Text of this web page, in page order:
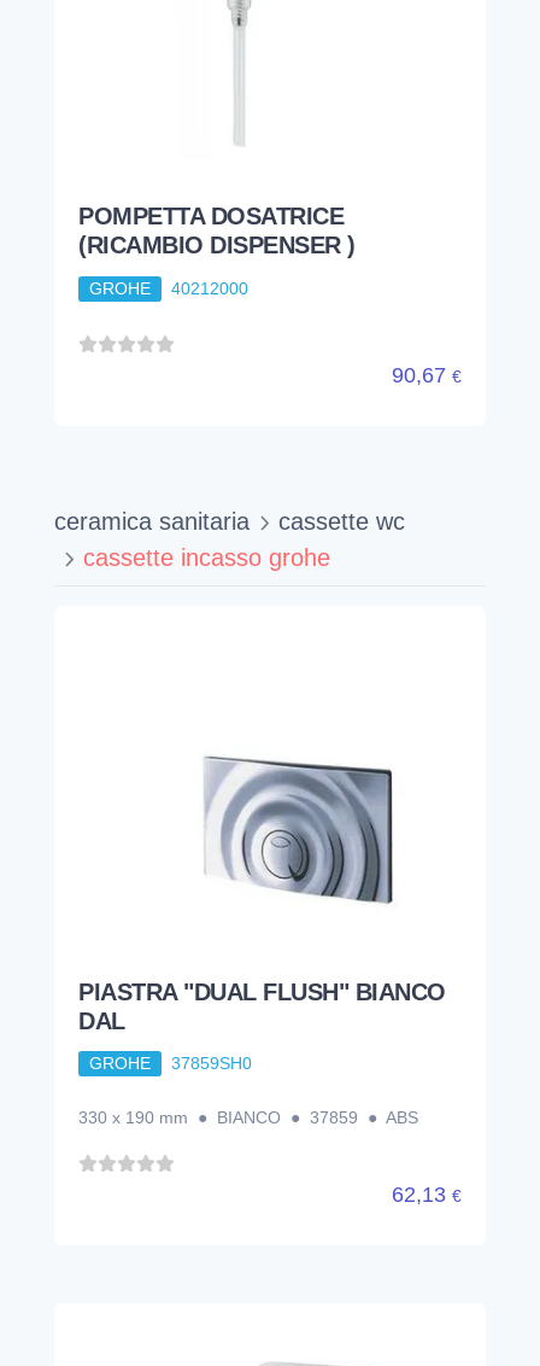
POMPETTA DOSATRICE
(RICAMBIO DISPENSER )
GROHE 40212000
90,67 €
ceramica sanitaria
cassette wc
cassette incasso grohe
PIASTRA "DUAL FLUSH" BIANCO
DAL
GROHE 37859SH0
330 x 190 mm ● BIANCO ● 37859 ● ABS
62,13 €